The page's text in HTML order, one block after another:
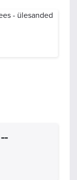
- ülesanded